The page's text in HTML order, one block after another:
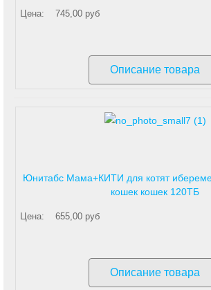
Цена: 745,00 руб
Описание товара
Юнитабс Мама+КИТИ для котят
кошек кошек 120ТБ
Цена: 655,00 руб
Описание товара